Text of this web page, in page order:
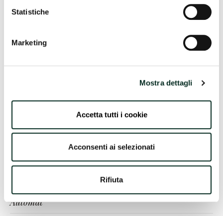
Statistiche
Marketing
Mostra dettagli
Accetta tutti i cookie
Acconsenti ai selezionati
Rifiuta
Alle Dienstleistungen
Corona-Abstriche
Phytotherapie
Gewichtsmessung mittels Laufgewichtswaage
Colon-Mastdarm-Reihenuntersuchung
Haar- und Hautuntersuchung
Automat